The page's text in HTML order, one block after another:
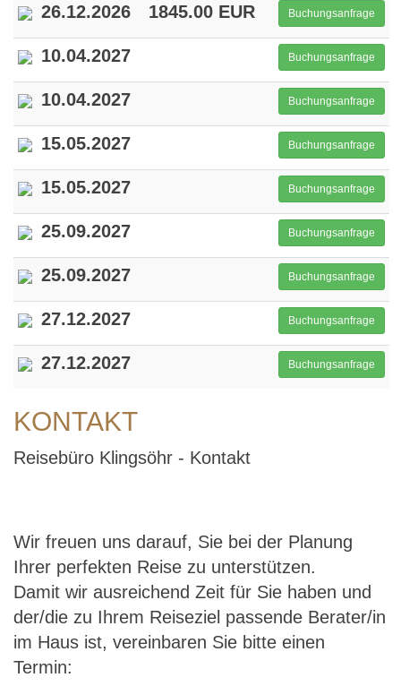
26.12.2026 1845.00 EUR Buchungsanfrage
10.04.2027 Buchungsanfrage
10.04.2027 Buchungsanfrage
15.05.2027 Buchungsanfrage
15.05.2027 Buchungsanfrage
25.09.2027 Buchungsanfrage
25.09.2027 Buchungsanfrage
27.12.2027 Buchungsanfrage
27.12.2027 Buchungsanfrage
KONTAKT
Reisebüro Klingsöhr - Kontakt
Wir freuen uns darauf, Sie bei der Planung
Ihrer perfekten Reise zu unterstützen.
Damit wir ausreichend Zeit für Sie haben und
der/die zu Ihrem Reiseziel passende Berater/in
im Haus ist, vereinbaren Sie bitte einen
Termin: